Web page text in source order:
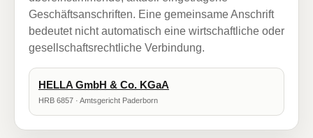
Geschäftsanschriften. Eine gemeinsame Anschrift
bedeutet nicht automatisch eine wirtschaftliche oder
gesellschaftsrechtliche Verbindung.
HELLA GmbH & Co. KGaA
HRB 6857 · Amtsgericht Paderborn